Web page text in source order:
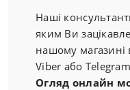
Наші
яким Ви
нашому магазині
Viber або Telegram
Огляд онлайн